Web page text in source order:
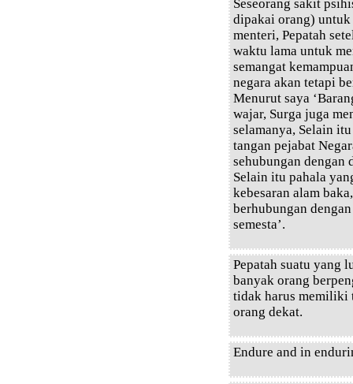
Seseorang sakit
dipakai orang)
menteri, Pepatah
waktu lama untuk
semangat
negara akan tetapi
Menurut saya
wajar, Surga juga
selamanya, Selain
tangan pejabat
sehubungan dengan
Selain itu pahala
kebesaran alam
berhubungan
semesta’.
Pepatah suatu yang
banyak orang
tidak harus memiliki
orang dekat.
Endure and in